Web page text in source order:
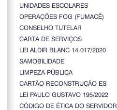
UNIDADES ESCOLARES
OPERAÇÕES FOG (FUMACÊ)
CONSELHO TUTELAR
CARTA DE SERVIÇOS
LEI ALDIR BLANC 14.017/2020
SAMOBILIDADE
LIMPEZA PÚBLICA
CARTÃO RECONSTRUÇÃO ES
LEI PAULO GUSTAVO 195/2022
CÓDIGO DE ÉTICA DO SERVIDOR